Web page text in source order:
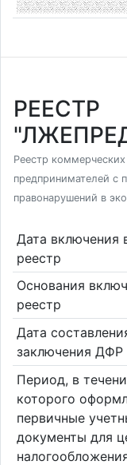
РЕЕСТР
Реестр
предпринимателей с
правонарушений в
Дата включения
реестр
Основания
реестр
Дата
заключения ДФР
Период, в
которого
первичные
документы для